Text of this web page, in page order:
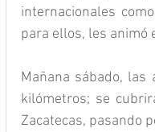
internacionales
para ellos, les animó
Mañana sábado,
kilómetros; se
Zacatecas, pasando